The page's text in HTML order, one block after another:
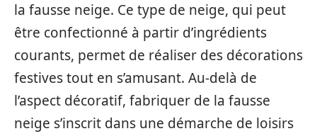
la fausse neige. Ce type de neige, qui peut
être confectionné à partir d’ingrédients
courants, permet de réaliser des décorations
festives tout en s’amusant. Au-delà de
l’aspect décoratif, fabriquer de la fausse
neige s’inscrit dans une démarche de loisirs